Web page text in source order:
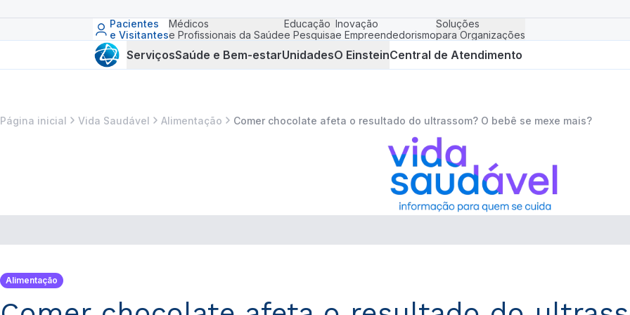
Pacientes
e Visitantes
Médicos
e Profissionais da Saúde
Educação
e Pesquisa
Inovação
e Empreendedorismo
Soluções
para Organizações
ServiçosSaúde e Bem-estarUnidadesO EinsteinCentral de Atendimento
Página inicial Vida Saudável Alimentação Comer chocolate afeta o resultado do ultrassom? O bebê se mexe mais?
Alimentação